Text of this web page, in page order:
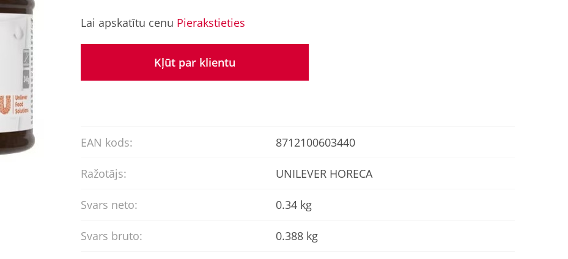
Lai apskatītu cenu Pierakstieties
Kļūt par klientu
EAN kods: 8712100603440
Ražotājs: UNILEVER HORECA
Svars neto: 0.34 kg
Svars bruto: 0.388 kg